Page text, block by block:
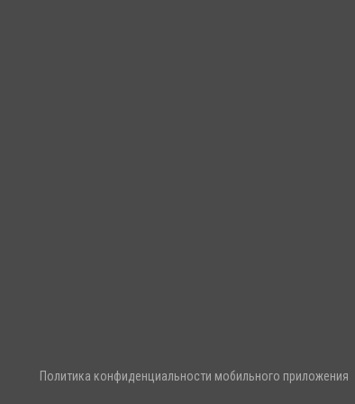
Политика конфиденциальности мобильного приложения